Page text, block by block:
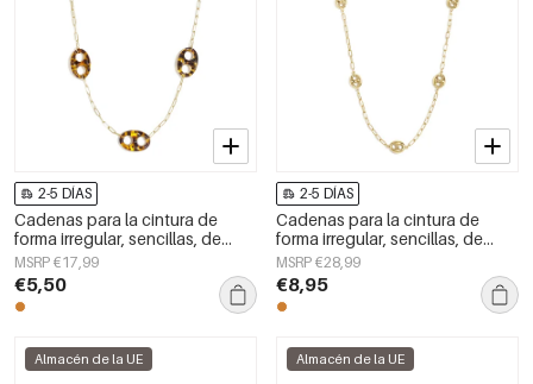
2-5 DÍAS
Cadenas para la cintura de
forma irregular, sencillas, de
acero inoxidable, accesorios de
uso diario.
MSRP €17,99
€5,50
2-5 DÍAS
Cadenas para la cintura de
forma irregular, sencillas, de
acero inoxidable, accesorios de
uso diario.
MSRP €28,99
€8,95
Almacén de la UE Almacén de la UE